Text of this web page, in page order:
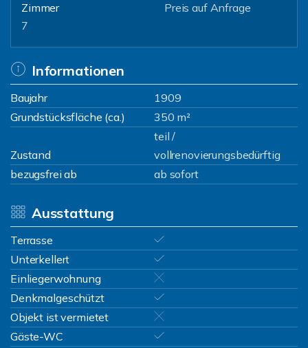
Zimmer
7
Preis auf Anfrage
Informationen
Baujahr
1909
Grundstücksfläche (ca.)
350 m²
Zustand
teil /
vollrenovierungsbedürftig
bezugsfrei ab
ab sofort
Ausstattung
Terrasse
Unterkellert
Einliegerwohnung
Denkmalgeschützt
Objekt ist vermietet
Gäste-WC